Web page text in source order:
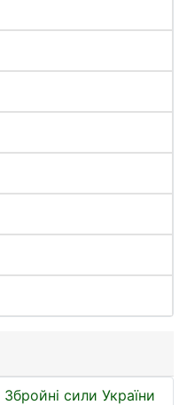
Збройні сили України